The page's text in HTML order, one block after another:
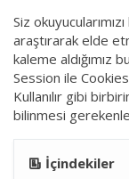
Siz
araştırarak elde
kaleme aldığımız
Session ile
Kullanılır gibi
bilinmesi
İçindekiler